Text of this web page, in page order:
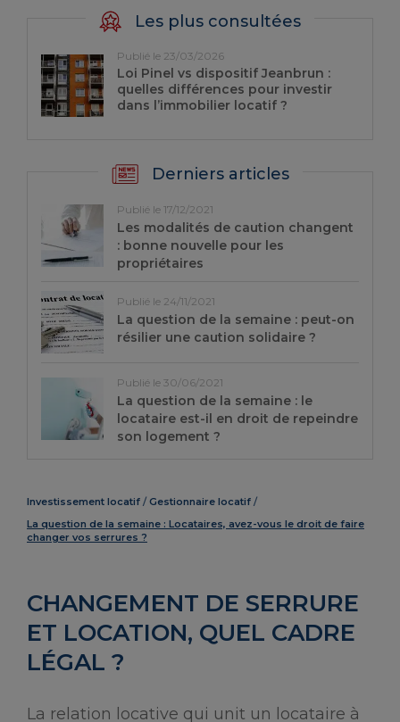
Investissement locatif
Gestionnaire locatif
La question de la semaine : Locataires, avez-vous le droit de faire
changer vos serrures ?
CHANGEMENT DE SERRURE
ET LOCATION, QUEL CADRE
LÉGAL ?
La relation locative qui unit un locataire à
Les plus consultées
Publié le 23/03/2026
Loi Pinel vs dispositif Jeanbrun :
quelles différences pour investir
dans l’immobilier locatif ?
Derniers articles
Publié le 17/12/2021
Les modalités de caution changent
: bonne nouvelle pour les
propriétaires
Publié le 24/11/2021
La question de la semaine : peut-on
résilier une caution solidaire ?
Publié le 30/06/2021
La question de la semaine : le
locataire est-il en droit de repeindre
son logement ?